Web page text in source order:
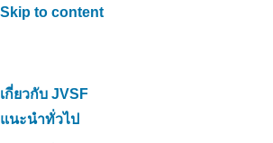
Skip to content
เกี่ยวกับ JVSF
แนะนำทั่วไป